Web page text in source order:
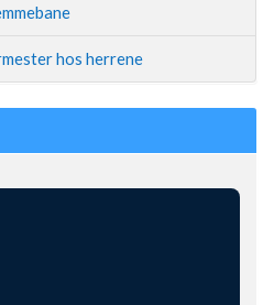
hos herrene